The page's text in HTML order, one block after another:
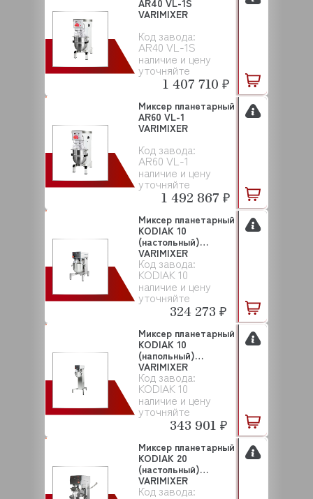
Код завода:
AR40 VL-1S
наличие и цену
уточняйте
AR40 VL-1S
VARIMIXER
1 407 710 ₽
Код завода:
AR60 VL-1
наличие и цену
уточняйте
Миксер планетарный
AR60 VL-1
VARIMIXER
1 492 867 ₽
Код завода:
KODIAK 10
наличие и цену
уточняйте
Миксер планетарный
KODIAK 10
(настольный)
VARIMIXER
324 273 ₽
Код завода:
KODIAK 10
наличие и цену
уточняйте
Миксер планетарный
KODIAK 10
(напольный)
VARIMIXER
343 901 ₽
Код завода:
Миксер планетарный
KODIAK 20
(настольный)
VARIMIXER